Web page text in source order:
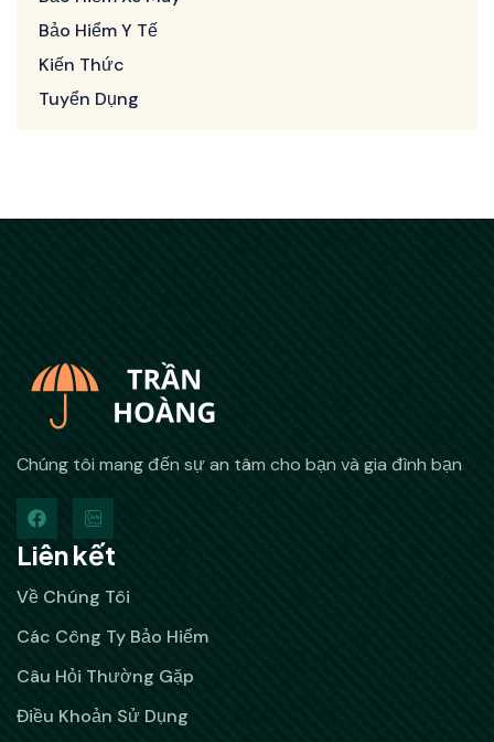
Bảo Hiểm Y Tế
Kiến Thức
Tuyển Dụng
Chúng tôi mang đến sự an tâm cho bạn và gia đình bạn
Liên kết
Về Chúng Tôi
Các Công Ty Bảo Hiểm
Câu Hỏi Thường Gặp
Điều Khoản Sử Dụng